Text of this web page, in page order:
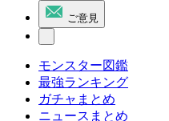
ご意見
モンスター図鑑
最強ランキング
ガチャまとめ
ニュースまとめ